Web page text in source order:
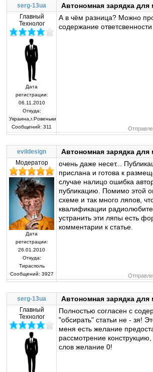
serg-13ua Автономная зарядка для
Главный
Технолог
Дата
регистрации:
06.11.2010
Откуда:
Украина,г.Ровеньки
Сообщений: 311
А в чём разница? Можно
содержание
evildesign Автономная зарядка для
Модератор
Дата
регистрации:
26.01.2010
Откуда:
Тирасполь
Сообщений: 3927
очень даже несет...
прислана и готова к
случае налицо ошибка
публикацию. Помимо этой
схеме и так много ляпов,
квалификации
устранить эти ляпы есть
комментарии к статье.
serg-13ua Автономная зарядка для
Главный
Технолог
Полностью согласен с
"обсирать" статьи не - зя!
меня есть желание
рассмотрение
слов желание 0!